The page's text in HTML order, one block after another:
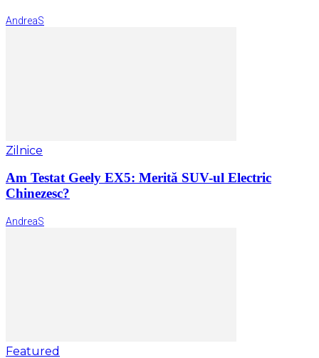
AndreaS
Zilnice
Am Testat Geely EX5: Merită SUV-ul Electric
Chinezesc?
AndreaS
Featured